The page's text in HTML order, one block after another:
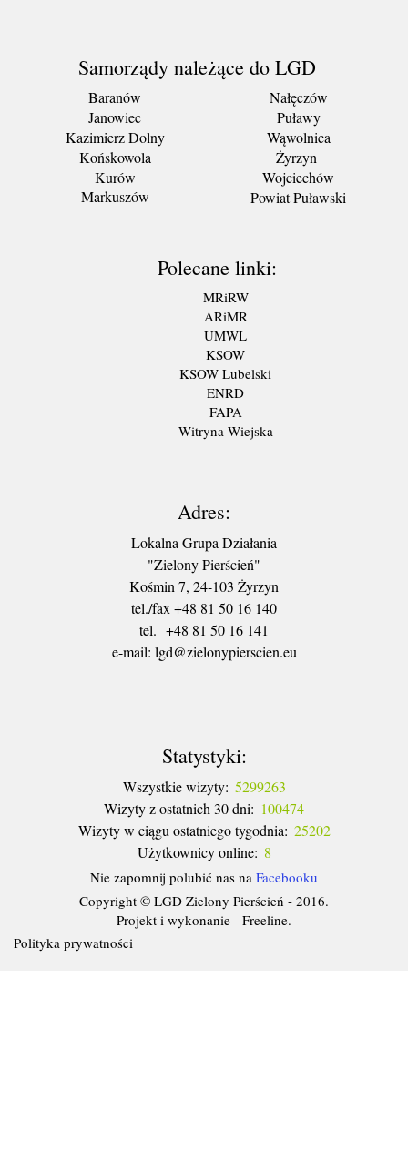
Samorządy należące do LGD
Baranów
Janowiec
Kazimierz Dolny
Końskowola
Kurów
Markuszów
Nałęczów
Puławy
Wąwolnica
Żyrzyn
Wojciechów
Powiat Puławski
Polecane linki:
MRiRW
ARiMR
UMWL
KSOW
KSOW Lubelski
ENRD
FAPA
Witryna Wiejska
Adres:
Lokalna Grupa Działania
"Zielony Pierścień"
Kośmin 7, 24-103 Żyrzyn
tel./fax +48 81 50 16 140
tel. +48 81 50 16 141
​e-mail: lgd@zielonypierscien.eu
Statystyki:
Wszystkie wizyty: 5299263
Wizyty z ostatnich 30 dni: 100474
Wizyty w ciągu ostatniego tygodnia: 25202
Użytkownicy online: 8
Nie zapomnij polubić nas na Facebooku
Copyright © LGD Zielony Pierścień - 2016.
Projekt i wykonanie - Freeline.
Polityka prywatności